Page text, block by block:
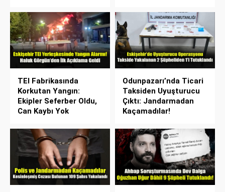
TEI Fabrikasında
Korkutan Yangın:
Ekipler Seferber Oldu,
Can Kaybı Yok
Odunpazarı’nda Ticari
Taksiden Uyuşturucu
Çıktı: Jandarmadan
Kaçamadılar!